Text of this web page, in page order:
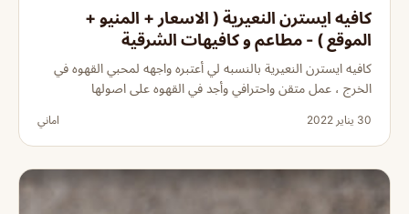
كافيه ايسترن النعيرية ( الاسعار + المنيو +
الموقع ) - مطاعم و كافيهات الشرقية
كافيه ايسترن النعيرية بالنسبه لي أعتبره واجهه لمحبي القهوه في
الخرج ، عمل متقن واحترافي وأجد في القهوه على اصولها
30 يناير 2022 اماني